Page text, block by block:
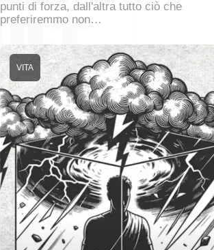
punti di forza, dall'altra tutto ciò che
preferiremmo non…
VITA